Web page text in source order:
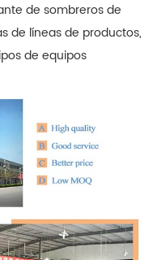
de sombreros de
de líneas de productos,
de equipos